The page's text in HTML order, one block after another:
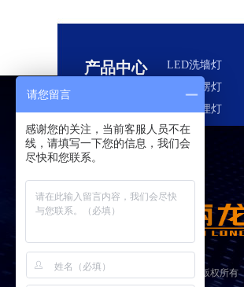
产品中心 LED洗墙灯
LED瓦楞灯
LED地埋灯
广东亮丽龙照明股份有限公司 版权所有
请您留言
感谢您的关注，当前客服人员不在
线，请填写一下您的信息，我们会
尽快和您联系。